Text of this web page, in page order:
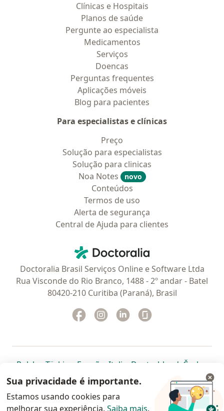
Clínicas e Hospitais
Planos de saúde
Pergunte ao especialista
Medicamentos
Serviços
Doencas
Perguntas frequentes
Aplicações móveis
Blog para pacientes
Para especialistas e clínicas
Preço
Solução para especialistas
Solução para clinicas
Noa Notes
novo
Conteúdos
Termos de uso
Alerta de segurança
Central de Ajuda para clientes
Doctoralia - Homepage
Doctoralia Brasil Serviços Online e Software Ltda
Rua Visconde do Rio Branco, 1488 - 2º andar - Batel
80420-210 Curitiba (Paraná), Brasil
Facebook
abre num novo separador
Instagram
abre num novo separador
Linkedin
abre num novo
Polska abre num novo separador
Türkiye abre num novo separador
España abre num novo separador
Italia abre num novo
Deutschlandabre num
Česko
Portugal abre num novo separador
, México abre num novo separador
, abre num novo separador
Brasil abre num novoabre num
abre
Colombia abre num novo
www.doctoralia.com.br © 2026 - Agende agora sua
Sua privacidade é importante.
Estamos usando cookies para
melhorar sua experiência. Saiba mais.